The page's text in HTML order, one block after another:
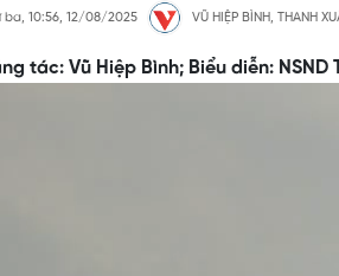
ba, 10:56, 12/08/2025 VŨ HIỆP BÌNH, THANH
tác: Vũ Hiệp Bình; Biểu diễn: